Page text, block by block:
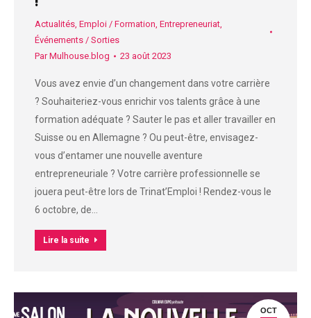
Actualités, Emploi / Formation, Entrepreneuriat,
Événements / Sorties
ParMulhouse.blog 23 août 2023
Vous avez envie d’un changement dans votre carrière
? Souhaiteriez-vous enrichir vos talents grâce à une
formation adéquate ? Sauter le pas et aller travailler en
Suisse ou en Allemagne ? Ou peut-être, envisagez-
vous d’entamer une nouvelle aventure
entrepreneuriale ? Votre carrière professionnelle se
jouera peut-être lors de Trinat’Emploi ! Rendez-vous le
6 octobre, de…
Lire la suite
OCT